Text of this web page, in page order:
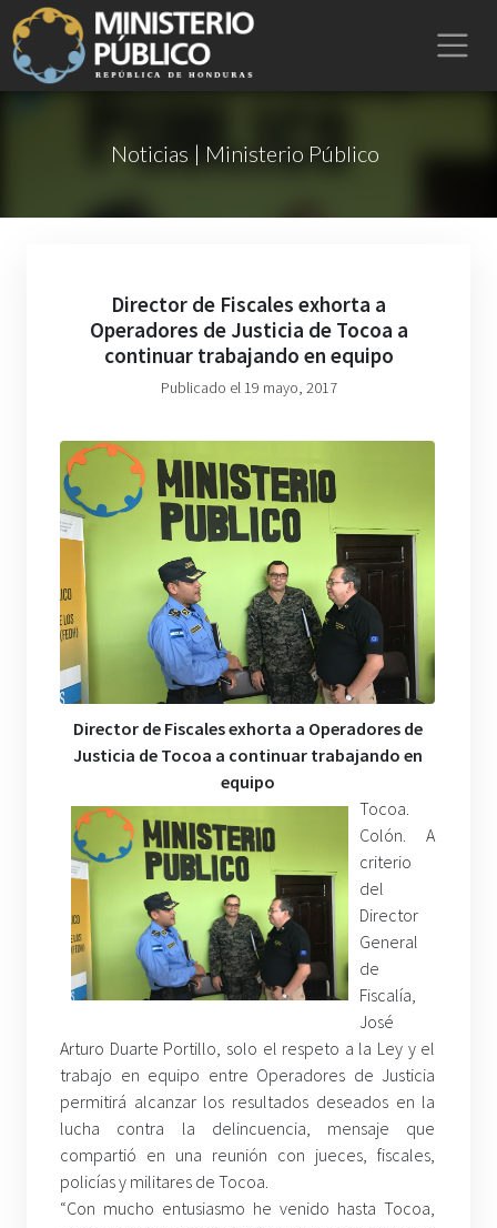
Noticias | Ministerio Público
Director de Fiscales exhorta a
Operadores de Justicia de Tocoa a
continuar trabajando en equipo
Publicado el 19 mayo, 2017
Director de Fiscales exhorta a Operadores de
Justicia de Tocoa a continuar trabajando en
equipo
Tocoa.
Colón. A
criterio
del
Director
General
de
Fiscalía,
José
Arturo Duarte Portillo, solo el respeto a la Ley y el
trabajo en equipo entre Operadores de Justicia
permitirá alcanzar los resultados deseados en la
lucha contra la delincuencia, mensaje que
compartió en una reunión con jueces, fiscales,
policías y militares de Tocoa.
“Con mucho entusiasmo he venido hasta Tocoa,